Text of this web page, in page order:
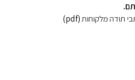
תודה מלקוחות(pdf)